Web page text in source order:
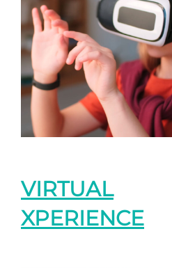
VIRTUAL
XPERIENCE